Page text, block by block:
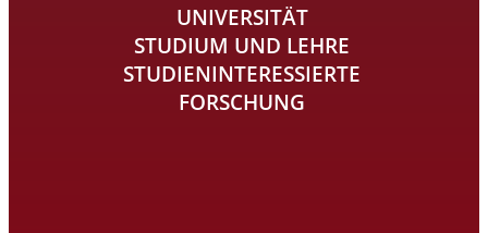
UNIVERSITÄT
STUDIUM UND LEHRE
STUDIENINTERESSIERTE
FORSCHUNG